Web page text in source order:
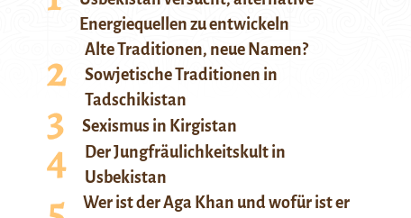
Energiequellen zu entwickeln
Alte Traditionen, neue Namen?
Sowjetische Traditionen in
Tadschikistan
Sexismus in Kirgistan
Der Jungfräulichkeitskult in
Usbekistan
Wer ist der Aga Khan und wofür ist er